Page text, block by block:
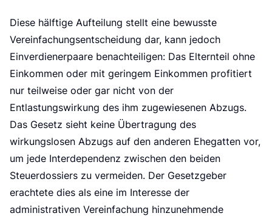
Diese hälftige Aufteilung stellt eine bewusste
Vereinfachungsentscheidung dar, kann jedoch
Einverdienerpaare benachteiligen: Das Elternteil ohne
Einkommen oder mit geringem Einkommen profitiert
nur teilweise oder gar nicht von der
Entlastungswirkung des ihm zugewiesenen Abzugs.
Das Gesetz sieht keine Übertragung des
wirkungslosen Abzugs auf den anderen Ehegatten vor,
um jede Interdependenz zwischen den beiden
Steuerdossiers zu vermeiden. Der Gesetzgeber
erachtete dies als eine im Interesse der
administrativen Vereinfachung hinzunehmende